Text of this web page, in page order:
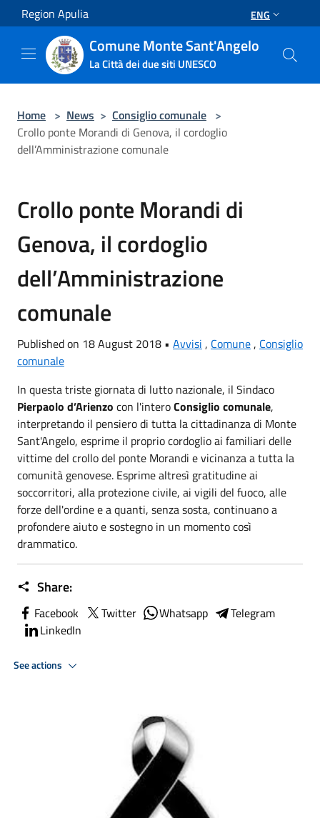
Salta al contenuto principale
Region Apulia ENG
Comune Monte Sant'Angelo
La Città dei due siti UNESCO
Home > News > Consiglio comunale >
Crollo ponte Morandi di Genova, il cordoglio
dell’Amministrazione comunale
Crollo ponte Morandi di
Genova, il cordoglio
dell’Amministrazione
comunale
Published on 18 August 2018 • Avvisi , Comune, Consiglio
comunale
In questa triste giornata di lutto nazionale, il Sindaco
Pierpaolo d’Arienzo con l'interoConsiglio comunale,
interpretando il pensiero di tutta la cittadinanza di Monte
Sant'Angelo, esprime il proprio cordoglio ai familiari delle
vittime del crollo del ponte Morandi e vicinanza a tutta la
comunità genovese. Esprime altresì gratitudine ai
soccorritori, alla protezione civile, ai vigili del fuoco, alle
forze dell'ordine e a quanti, senza sosta, continuano a
profondere aiuto e sostegno in un momento così
drammatico.
Share:
Facebook Twitter Whatsapp
Telegram
LinkedIn
See actions